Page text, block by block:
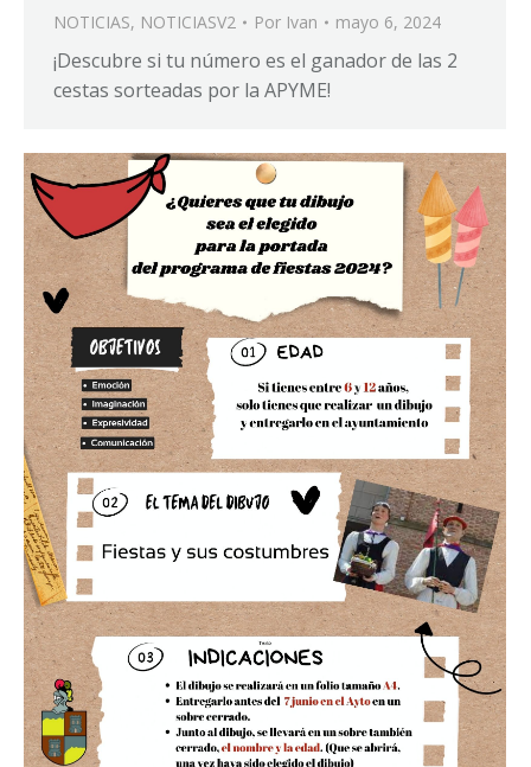
NOTICIAS, NOTICIASV2 Por Ivan mayo 6, 2024
¡Descubre si tu número es el ganador de las 2
cestas sorteadas por la APYME!